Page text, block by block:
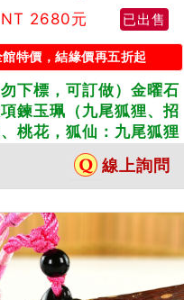
2680元
已出售
館特價，結緣價再五折起
勿下標，可訂做）金曜石
鍊玉珮（九尾狐狸、招
桃花，狐仙：九尾狐狸
九尾狐狸玉珮、金曜石九
墜、）。金曜石九尾狐
。客製化訂做各種金曜
玉珮項鍊。★附東方翡
證卡
線上詢問